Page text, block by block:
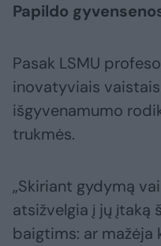
Papildo
Pasak LSMU
inovatyviais
išgyvenamumo
trukmės.
„Skiriant gydymą
atsižvelgia į jų įtaką
baigtims: ar mažėja